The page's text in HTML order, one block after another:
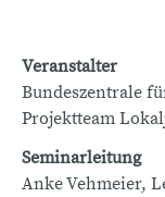
Veranstalter
Bundeszentrale
Projektteam
Seminarleitung
Anke Vehmeier,